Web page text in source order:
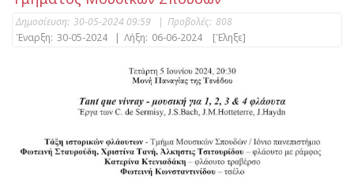
Δημοσίευση: 30-05-2024 09:59 | Προβολές: 808
Έναρξη: 30-05-2024 | Λήξη: 06-06-2024 [Έληξε]